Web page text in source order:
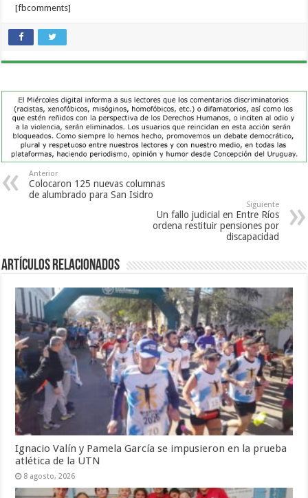
[fbcomments]
Anterior
Colocaron 125 nuevas columnas
de alumbrado para San Isidro
Siguiente
Un fallo judicial en Entre Ríos
ordena restituir pensiones por
discapacidad
Artículos Relacionados
Ignacio Valín y Pamela García se impusieron en la prueba
atlética de la UTN
8 agosto, 2026